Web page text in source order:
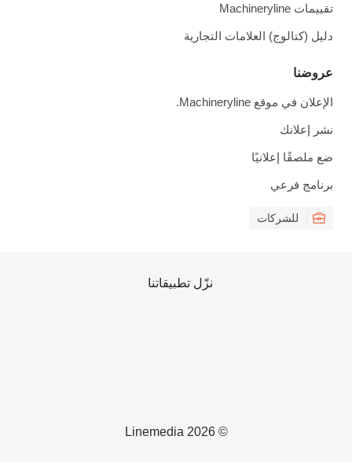
تقييمات Machineryline
دليل (كتالوج) العلامات التجارية
عروضنا
الإعلان في موقع Machineryline.
نشر إعلانك
ضع ملصقًا إعلانيًا
برنامج فرعي
للشركات
© 2026 Linemedia
نزّل تطبيقاتنا